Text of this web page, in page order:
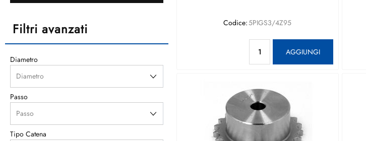
Filtri avanzati
Diametro
Passo
Tipo Catena
Codice:5PIGS3/4Z95
AGGIUNGI